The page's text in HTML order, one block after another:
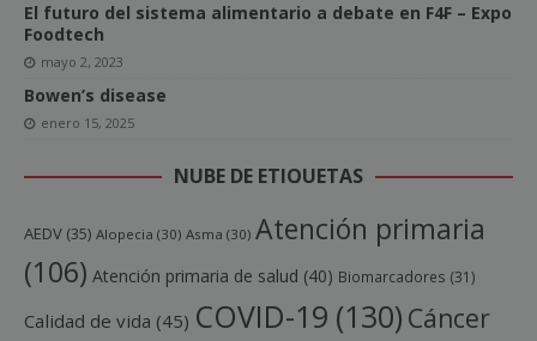
El futuro del sistema alimentario a debate en F4F – Expo
Foodtech
mayo 2, 2023
Bowen’s disease
enero 15, 2025
NUBE DE ETIQUETAS
AEDV (35) Alopecia (30) Asma (30) Atención primaria
(106) Atención primaria de salud (40) Biomarcadores (31)
Calidad de vida (45) COVID-19 (130) Cáncer